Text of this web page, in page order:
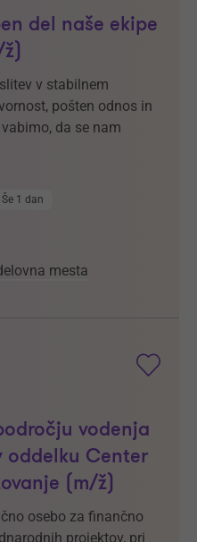
del naše ekipe
v stabilnem
pošten odnos in
da se nam
Še 1 dan
mesta
vodenja
Center
(m/ž)
osebo za finančno
projektov, pri